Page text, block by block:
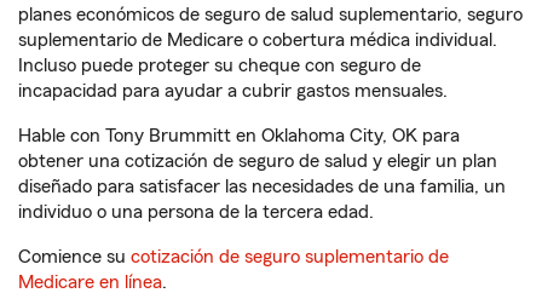
planes económicos de seguro de salud suplementario, seguro
suplementario de Medicare o cobertura médica individual.
Incluso puede proteger su cheque con seguro de
incapacidad para ayudar a cubrir gastos mensuales.
Hable con Tony Brummitt en Oklahoma City, OK para
obtener una cotización de seguro de salud y elegir un plan
diseñado para satisfacer las necesidades de una familia, un
individuo o una persona de la tercera edad.
Comience su cotización de seguro suplementario de
Medicare en línea.